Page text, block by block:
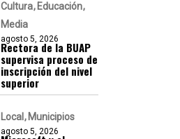
Cultura Educación
Media
agosto 5, 2026
Rectora de la BUAP
supervisa proceso de
inscripción del nivel
superior
Local Municipios
agosto 5, 2026